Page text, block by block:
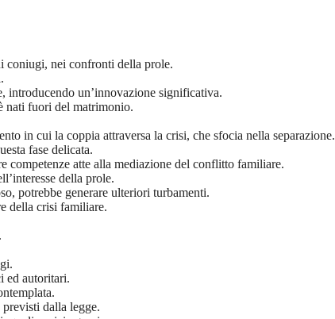
coniugi, nei confronti della prole.
introducendo un’innovazione significativa.
nati fuori del matrimonio.
in cui la coppia attraversa la crisi, che sfocia nella separazione.
fase delicata.
competenze atte alla mediazione del conflitto familiare.
della prole.
potrebbe generare ulteriori turbamenti.
della crisi familiare.
ed autoritari.
dalla legge.